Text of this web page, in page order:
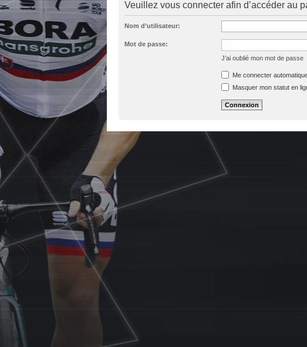
Veuillez vous connecter afin d’accéder au
Nom d’utilisateur:
Mot de passe:
J’ai oublié mon mot de passe
Me connecter
Masquer mon statut en